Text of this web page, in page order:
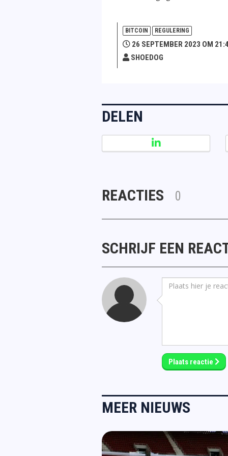
BITCOIN REGULERING
26 SEPTEMBER 2023 OM
SHOEDOG
DELEN
REACTIES 0
SCHRIJF EEN
Plaats reactie
MEER NIEUWS